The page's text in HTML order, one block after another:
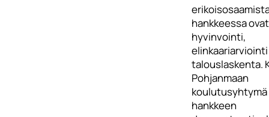
hankkeessa
hyvinvointi,
elinkaariarviointi
talouslaskenta.
Pohjanmaan
hankkeen